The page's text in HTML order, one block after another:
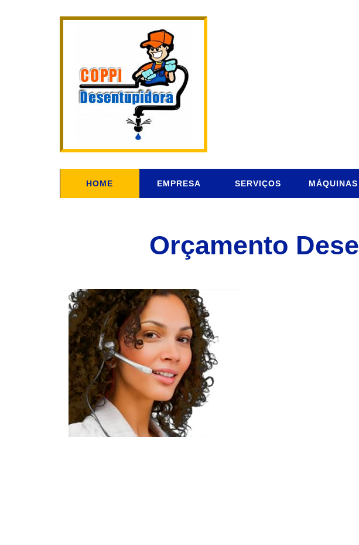
HOME EMPRESA SERVIÇOS
Orçamento